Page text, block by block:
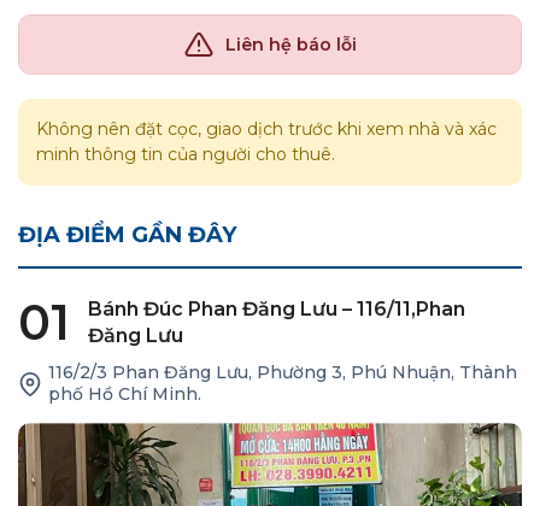
Liên hệ báo lỗi
Không nên đặt cọc, giao dịch trước khi xem nhà và xác
minh thông tin của người cho thuê.
ĐỊA ĐIỂM GẦN ĐÂY
01
Bánh Đúc Phan Đăng Lưu – 116/11,Phan
Đăng Lưu
116/2/3 Phan Đăng Lưu, Phường 3, Phú Nhuận, Thành
phố Hồ Chí Minh.